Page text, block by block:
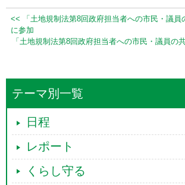
<< 「土地規制法第8回政府担当者への市民・議員
に参加
「土地規制法第8回政府担当者への市民・議員の
テーマ別一覧
日程
レポート
くらし守る